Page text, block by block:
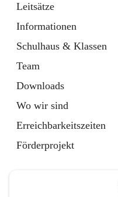
Leitsätze
Informationen
Schulhaus & Klassen
Team
Downloads
Wo wir sind
Erreichbarkeitszeiten
Förderprojekt